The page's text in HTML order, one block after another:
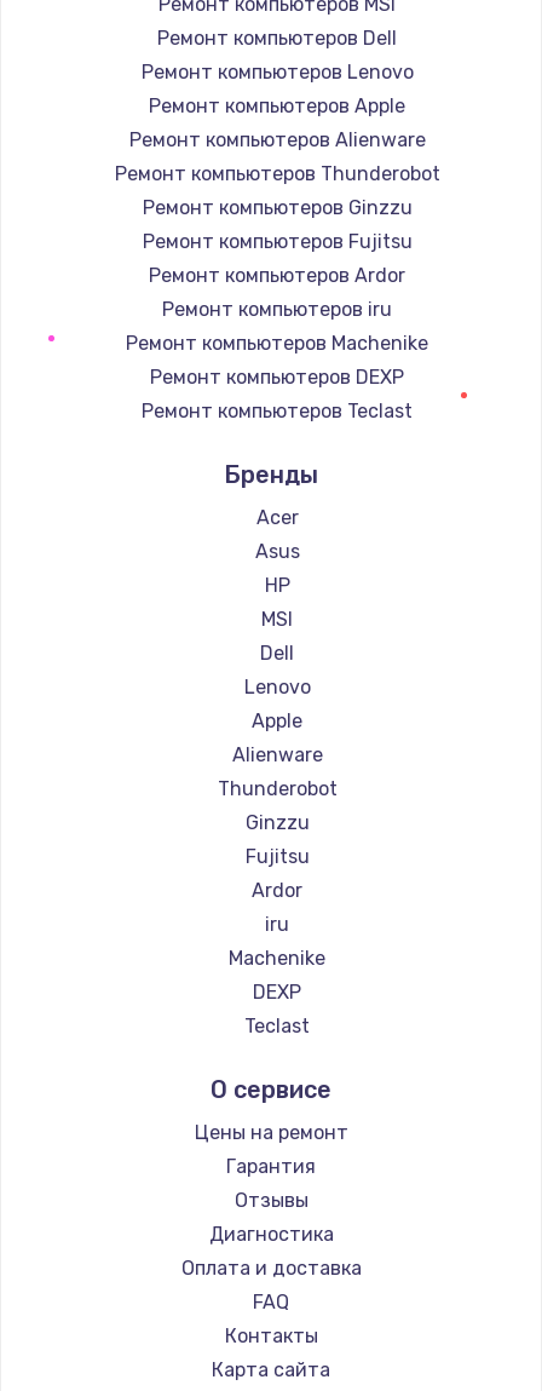
2620 руб.
Заказать
Замена SSD
1490 руб.
Заказать
Замена аккумулятора
690 руб.
Заказать
Замена клавиатуры
Заказать
Замена корпуса
Заказать
Ремонт видеокарты
Заказать
Ремонт компьютеров Dell
Ремонт компьютеров Lenovo
Ремонт компьютеров Apple
Ремонт компьютеров Alienware
Ремонт компьютеров Thunderobot
Ремонт компьютеров Ginzzu
Ремонт компьютеров Fujitsu
Ремонт компьютеров Ardor
Ремонт компьютеров iru
Ремонт компьютеров Machenike
Ремонт компьютеров DEXP
Ремонт компьютеров Teclast
Ремонт компьютеров Beelink
Ремонт компьютеров CHUWI
Бренды
Acer
Asus
HP
MSI
Dell
Lenovo
Apple
Alienware
Thunderobot
Ginzzu
Fujitsu
Ardor
iru
Machenike
DEXP
Teclast
Beelink
CHUWI
О сервисе
Цены на ремонт
Гарантия
Отзывы
Диагностика
Оплата и доставка
FAQ
Контакты
Карта сайта